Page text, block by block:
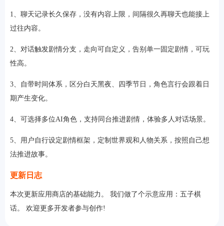
1、聊天记录长久保存，没有内容上限，间隔很久再聊天也能接上
过往内容。
2、对话触发剧情分支，走向可自定义，告别单一固定剧情，可玩
性高。
3、自带时间体系，区分白天黑夜、四季节日，角色言行会跟着日
期产生变化。
4、可选择多位AI角色，支持同台推进剧情，体验多人对话场景。
5、用户自行设定剧情框架，定制世界观和人物关系，按照自己想
法推进故事。
更新日志
本次更新应用商店的基础能力。 我们做了个示意应用：五子棋
话。 欢迎更多开发者参与创作!